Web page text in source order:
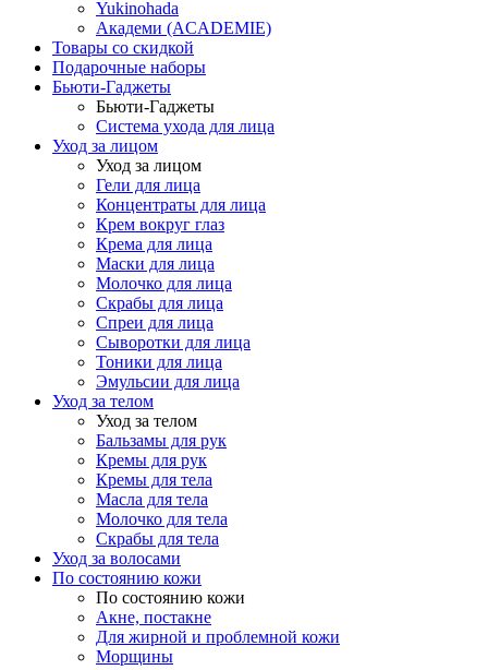
Yukinohada
Академи (ACADEMIE)
Товары со скидкой
Подарочные наборы
Бьюти-Гаджеты
Бьюти-Гаджеты
Система ухода для лица
Уход за лицом
Уход за лицом
Гели для лица
Концентраты для лица
Крем вокруг глаз
Крема для лица
Маски для лица
Молочко для лица
Скрабы для лица
Спреи для лица
Сыворотки для лица
Тоники для лица
Эмульсии для лица
Уход за телом
Уход за телом
Бальзамы для рук
Кремы для рук
Кремы для тела
Масла для тела
Молочко для тела
Скрабы для тела
Уход за волосами
По состоянию кожи
По состоянию кожи
Акне, постакне
Для жирной и проблемной кожи
Морщины